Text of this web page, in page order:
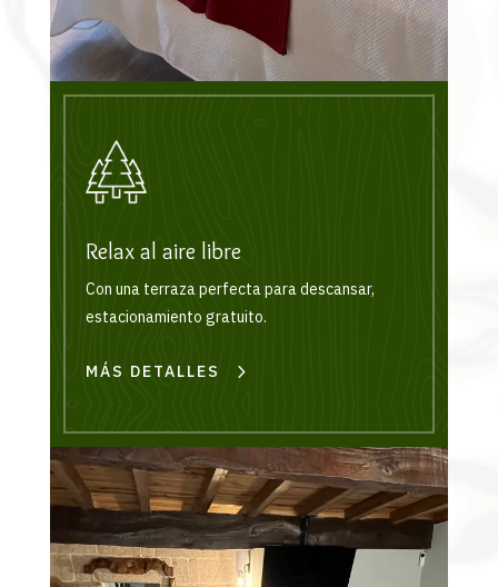
Relax al aire libre
Con una terraza perfecta para descansar,
estacionamiento gratuito.
MÁS DETALLES